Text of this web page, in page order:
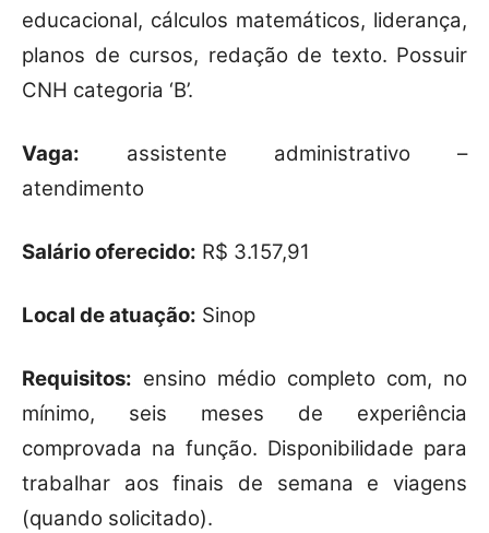
educacional, cálculos matemáticos, liderança,
planos de cursos, redação de texto. Possuir
CNH categoria ‘B’.
Vaga: assistente administrativo –
atendimento
Salário oferecido: R$ 3.157,91
Local de atuação: Sinop
Requisitos: ensino médio completo com, no
mínimo, seis meses de experiência
comprovada na função. Disponibilidade para
trabalhar aos finais de semana e viagens
(quando solicitado).